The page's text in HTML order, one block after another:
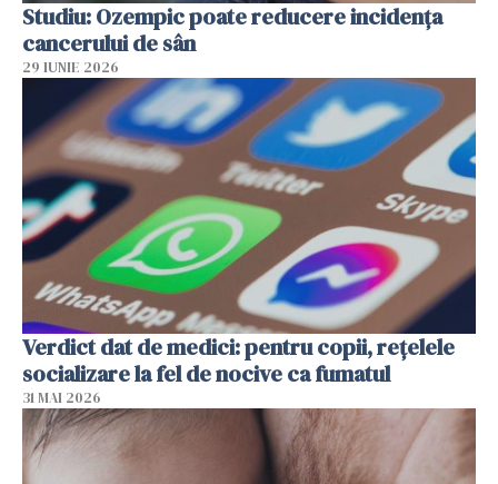
Studiu: Ozempic poate reducere incidența
cancerului de sân
29 IUNIE 2026
Verdict dat de medici: pentru copii, rețelele
socializare la fel de nocive ca fumatul
31 MAI 2026